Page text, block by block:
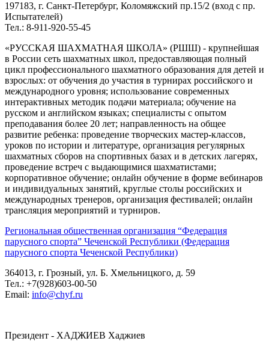
197183, г. Санкт-Петербург, Коломяжский пр.15/2 (вход с пр.
Испытателей)
Тел.: 8-911-920-55-45
«РУССКАЯ ШАХМАТНАЯ ШКОЛА» (РШШ) - крупнейшая
в России сеть шахматных школ, предоставляющая полный
цикл профессионального шахматного образования для детей и
взрослых: от обучения до участия в турнирах российского и
международного уровня; использование современных
интерактивных методик подачи материала; обучение на
русском и английском языках; специалисты с опытом
преподавания более 20 лет; направленность на общее
развитие ребенка: проведение творческих мастер-классов,
уроков по истории и литературе, организация регулярных
шахматных сборов на спортивных базах и в детских лагерях,
проведение встреч с выдающимися шахматистами;
корпоративное обучение; онлайн обучение в форме вебинаров
и индивидуальных занятий, круглые столы российских и
международных тренеров, организация фестивалей; онлайн
трансляция мероприятий и турниров.
Региональная общественная организация “Федерация
парусного спорта” Чеченской Республики (Федерация
парусного спорта Чеченской Республики)
364013, г. Грозный, ул. Б. Хмельницкого, д. 59
Тел.: +7(928)603-00-50
Email: info@chyf.ru
Президент - ХАДЖИЕВ Хаджиев